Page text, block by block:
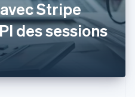
Stripe
des sessions